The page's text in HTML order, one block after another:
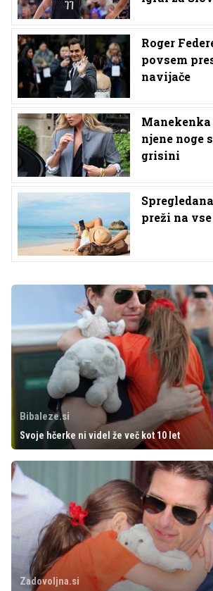
Roger
povsem
navijače
njene noge
grisini
preži na
Bibaleze.si
Svoje hčerke ni videl že več kot 10 let
Zadovoljna.si